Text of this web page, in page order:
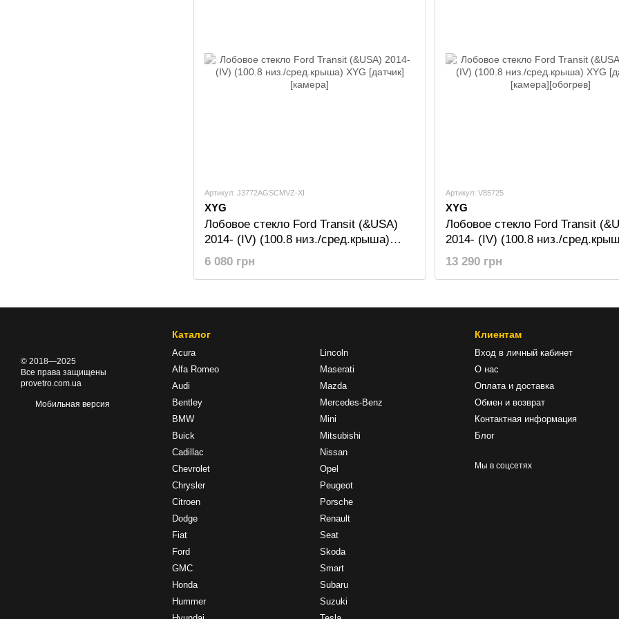
Артикул: J3772AGSCMVZ-XI
XYG
Лобовое стекло Ford Transit (&USA)
2014- (IV) (100.8 низ./сред.крыша)
XYG [датчик][камера]
6 080 грн
Артикул: V85725
XYG
Лобовое стекло Ford Transit
2014- (IV) (100.8 низ./
XYG [датчик][камера][обогрев]
13 290 грн
© 2018—2025
Все права защищены
provetro.com.ua
Мобильная версия
Каталог
Acura
Alfa Romeo
Audi
Bentley
BMW
Buick
Cadillac
Chevrolet
Chrysler
Citroen
Dodge
Fiat
Ford
GMC
Honda
Hummer
Lincoln
Maserati
Mazda
Mercedes-Benz
Mini
Mitsubishi
Nissan
Opel
Peugeot
Porsche
Renault
Seat
Skoda
Smart
Subaru
Suzuki
Клиентам
Вход в личный кабинет
О нас
Оплата и доставка
Обмен и возврат
Контактная информация
Блог
Мы в соцсетях